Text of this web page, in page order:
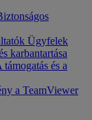
Ügyfelek
karbantartása
támogatás és a
a TeamViewer